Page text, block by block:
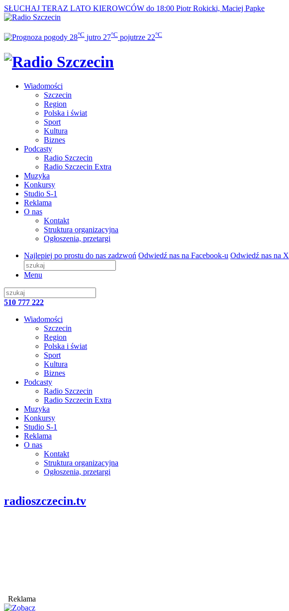
SŁUCHAJ TERAZ LATO KIEROWCÓW do 18:00 Piotr Rokicki, Maciej Papke
28°C jutro 27°C pojutrze 22°C
Wiadomości
Szczecin
Region
Polska i świat
Sport
Kultura
Biznes
Podcasty
Radio Szczecin
Radio Szczecin Extra
Muzyka
Konkursy
Studio S-1
Reklama
O nas
Kontakt
Struktura organizacyjna
Ogłoszenia, przetargi
Najlepiej po prostu do nas zadzwoń Odwiedź nas na Facebook-u Odwiedź nas na X
Menu
510 777 222
Wiadomości
Szczecin
Region
Polska i świat
Sport
Kultura
Biznes
Podcasty
Radio Szczecin
Radio Szczecin Extra
Muzyka
Konkursy
Studio S-1
Reklama
O nas
Kontakt
Struktura organizacyjna
Ogłoszenia, przetargi
radioszczecin.tv
Reklama